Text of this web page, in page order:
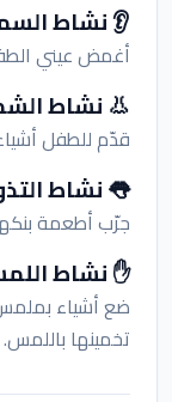
👂 نشاط
أغمض عيني
👃 نشاط
قدّم للطفل
👅 نشاط
جرّب أطعمة
✋ نشاط
ضع أشياء
تخمينها باللمس.